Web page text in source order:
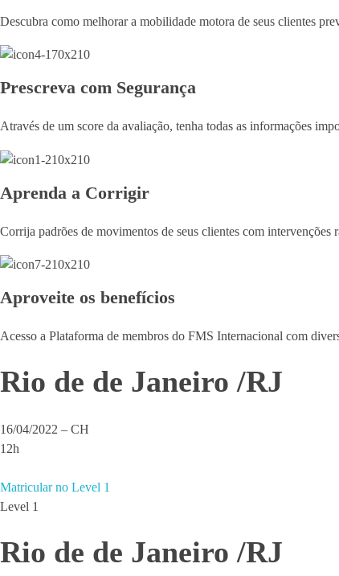
Descubra como melhorar a mobilidade motora de seus clientes
Prescreva com Segurança
Através de um score da avaliação, tenha todas as informações
Aprenda a Corrigir
Corrija padrões de movimentos de seus clientes com intervenções
Aproveite os benefícios
Acesso a Plataforma de membros do FMS Internacional com
Rio de de Janeiro /RJ
16/04/2022 – CH
12h
Matricular no Level 1
Level 1
Rio de de Janeiro /RJ